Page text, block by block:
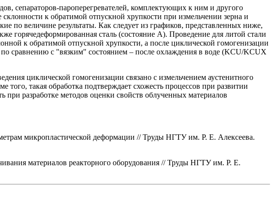
сепараторов-пароперегревателей, комплектующих к ним и другого
к обратимой отпускной хрупкости при измельчении зерна и
по величине результаты. Как следует из графиков, представленных ниже,
горячедеформированная сталь (состояние A). Проведение для литой стали
к обратимой отпускной хрупкости, а после циклической гомогенизации
сравнению с "вязким" состоянием – после охлаждения в воде (KCU/KCUX
циклической гомогенизации связано с измельчением аустенитного
такая обработка подтверждает схожесть процессов при развитии
разработке методов оценки свойств облученных материалов
микропластической деформации // Труды НГТУ им. Р. Е. Алексеева.
материалов реакторного оборудования // Труды НГТУ им. Р. Е.